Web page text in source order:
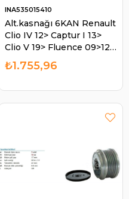
Alt.kasnağı 6KAN Renault
Clio IV 12> Captur I 13>
Clio V 19> Fluence 09>12
Kangoo II 08> Megane Iı-
ıı Mitsubishi Nissan
INA535015410
₺1.755,96